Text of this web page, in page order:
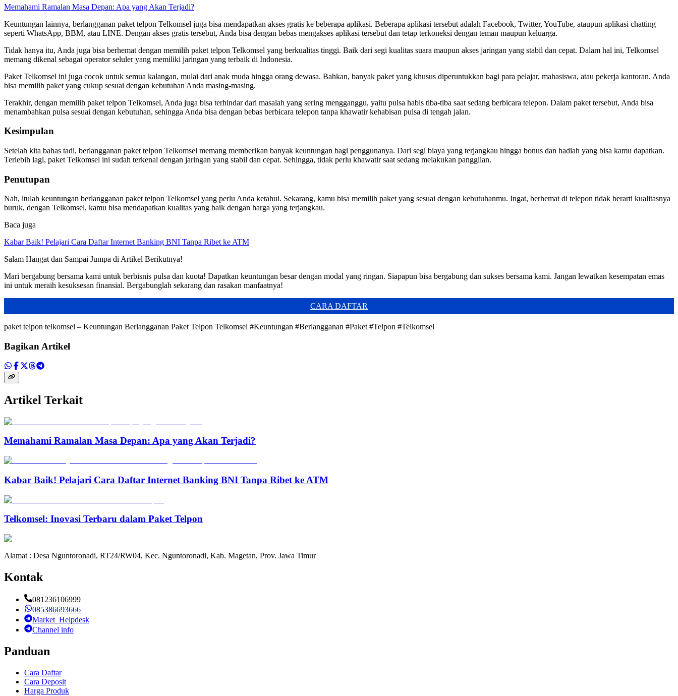
Memahami Ramalan Masa Depan: Apa yang Akan Terjadi?
Keuntungan lainnya, berlangganan paket telpon Telkomsel juga bisa mendapatkan akses gratis ke beberapa aplikasi. Beberapa aplikasi tersebut adalah Facebook, Twitter, YouTube, ataupun aplikasi chatting
seperti WhatsApp, BBM, atau LINE. Dengan akses gratis tersebut, Anda bisa dengan bebas mengakses aplikasi tersebut dan tetap terkoneksi dengan teman maupun keluarga.
Tidak hanya itu, Anda juga bisa berhemat dengan memilih paket telpon Telkomsel yang berkualitas tinggi. Baik dari segi kualitas suara maupun akses jaringan yang stabil dan cepat. Dalam hal ini, Telkomsel
memang dikenal sebagai operator seluler yang memiliki jaringan yang terbaik di Indonesia.
Paket Telkomsel ini juga cocok untuk semua kalangan, mulai dari anak muda hingga orang dewasa. Bahkan, banyak paket yang khusus diperuntukkan bagi para pelajar, mahasiswa, atau pekerja kantoran. Anda
bisa memilih paket yang cukup sesuai dengan kebutuhan Anda masing-masing.
Terakhir, dengan memilih paket telpon Telkomsel, Anda juga bisa terhindar dari masalah yang sering mengganggu, yaitu pulsa habis tiba-tiba saat sedang berbicara telepon. Dalam paket tersebut, Anda bisa
menambahkan pulsa sesuai dengan kebutuhan, sehingga Anda bisa dengan bebas berbicara telepon tanpa khawatir kehabisan pulsa di tengah jalan.
Kesimpulan
Setelah kita bahas tadi, berlangganan paket telpon Telkomsel memang memberikan banyak keuntungan bagi penggunanya. Dari segi biaya yang terjangkau hingga bonus dan hadiah yang bisa kamu dapatkan.
Terlebih lagi, paket Telkomsel ini sudah terkenal dengan jaringan yang stabil dan cepat. Sehingga, tidak perlu khawatir saat sedang melakukan panggilan.
Penutupan
Nah, itulah keuntungan berlangganan paket telpon Telkomsel yang perlu Anda ketahui. Sekarang, kamu bisa memilih paket yang sesuai dengan kebutuhanmu. Ingat, berhemat di telepon tidak berarti kualitasnya
buruk, dengan Telkomsel, kamu bisa mendapatkan kualitas yang baik dengan harga yang terjangkau.
Baca juga
Kabar Baik! Pelajari Cara Daftar Internet Banking BNI Tanpa Ribet ke ATM
Salam Hangat dan Sampai Jumpa di Artikel Berikutnya!
Mari bergabung bersama kami untuk berbisnis pulsa dan kuota! Dapatkan keuntungan besar dengan modal yang ringan. Siapapun bisa bergabung dan sukses bersama kami. Jangan lewatkan kesempatan emas
ini untuk meraih kesuksesan finansial. Bergabunglah sekarang dan rasakan manfaatnya!
CARA DAFTAR
paket telpon telkomsel – Keuntungan Berlangganan Paket Telpon Telkomsel #Keuntungan #Berlangganan #Paket #Telpon #Telkomsel
Bagikan Artikel
Artikel Terkait
Memahami Ramalan Masa Depan: Apa yang Akan Terjadi?
Kabar Baik! Pelajari Cara Daftar Internet Banking BNI Tanpa Ribet ke ATM
Telkomsel: Inovasi Terbaru dalam Paket Telpon
Alamat : Desa Nguntoronadi, RT24/RW04, Kec. Nguntoronadi, Kab. Magetan, Prov. Jawa Timur
Kontak
081236106999
085386693666
Market_Helpdesk
Channel info
Panduan
Cara Daftar
Cara Deposit
Harga Produk